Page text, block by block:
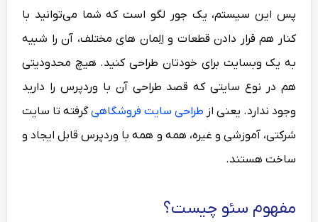
پس این سیستم، یک جور لگو است که شما می‌توانید با
کنار هم قرار دادن قطعات و اِلِمان های مختلف، آن را شبیه
به یک وبسایت برای خودتان طراحی کنید. هیچ محدودیتی
هم در نوع سایتی که قصد طراحی آن با وردپرس را دارید
وجود ندارد. یعنی از طراحی سایت فروشگاهیگرفته تا سایت
شرکتی، آموزشی و غیره، همه و همه با وردپرس قابل ایجاد و
ساخت هستند.
مفهوم سئو چیست؟